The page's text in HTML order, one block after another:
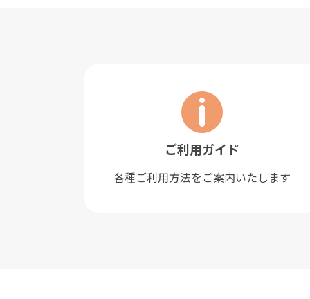
ご利用ガイド
各種ご利用方法をご案内いたします